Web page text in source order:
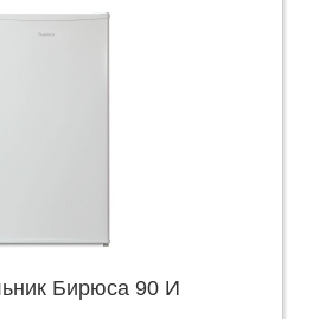
Бирюса 90 И